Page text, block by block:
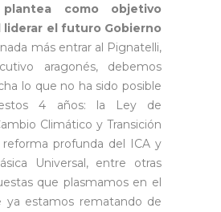
como objetivo
el futuro Gobierno
nada más entrar al Pignatelli,
aragonés, debemos
lo que no ha sido posible
4 años: la Ley de
Climático y Transición
reforma profunda del ICA y
Universal, entre otras
que plasmamos en el
ya estamos rematando de